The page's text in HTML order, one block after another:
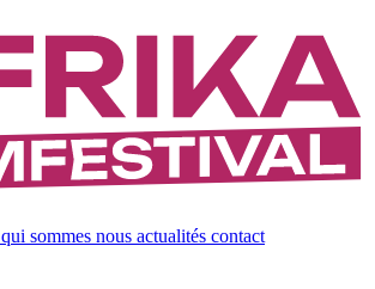
qui sommes nous actualités contact